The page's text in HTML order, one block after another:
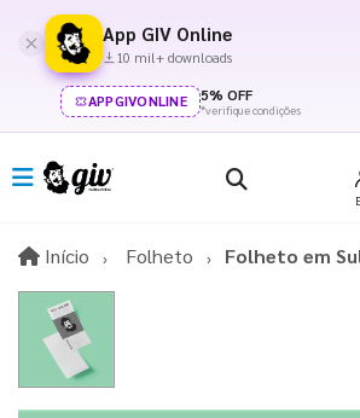
App GIV Online
10 mil+ downloads
APPGIVONLINE 5% OFF
*verifique condições
Início InícioFolheto Folheto em